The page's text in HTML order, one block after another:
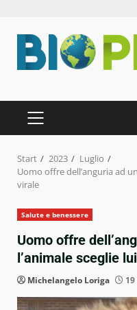
Inhalt
springen
PRIMÄRES
MENÜ
Start 2023
Luglio
Uomo offre dell’anguria ad
virale
Salute e benessere
Uomo offre
l’animale sceglie
Michelangelo Loriga